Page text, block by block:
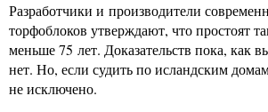
Разработчики и производители
торфоблоков утверждают, что простоят
меньше 75 лет. Доказательств пока, как
нет. Но, если судить по исландским
не исключено.